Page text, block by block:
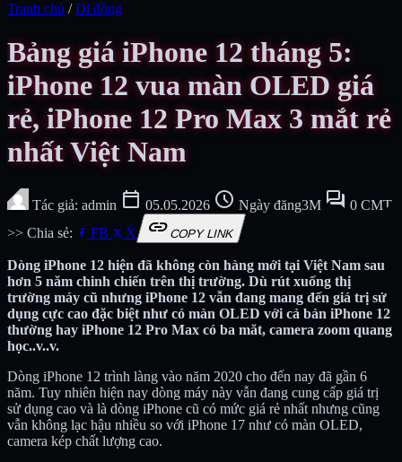
Tranh chủ / Di động
Bảng giá iPhone 12 tháng 5:
iPhone 12 vua màn OLED giá
rẻ, iPhone 12 Pro Max 3 mắt rẻ
nhất Việt Nam
Tác giả: admin calendar_today 05.05.2026 schedule Ngày đăng3M forum 0 CMT
>> Chia sẻ:
FB X linkCOPY LINK
Dòng iPhone 12 hiện đã không còn hàng mới tại Việt Nam sau
hơn 5 năm chinh chiến trên thị trường. Dù rút xuống thị
trường máy cũ nhưng iPhone 12 vẫn đang mang đến giá trị sử
dụng cực cao đặc biệt như có màn OLED với cả bản iPhone 12
thường hay iPhone 12 Pro Max có ba măt, camera zoom quang
học..v..v.
Dòng iPhone 12 trình làng vào năm 2020 cho đến nay đã gần 6
năm. Tuy nhiên hiện nay dòng máy này vẫn đang cung cấp giá trị
sử dụng cao và là dòng iPhone cũ có mức giá rẻ nhất nhưng cũng
vẫn không lạc hậu nhiều so với iPhone 17 như có màn OLED,
camera kép chất lượng cao.